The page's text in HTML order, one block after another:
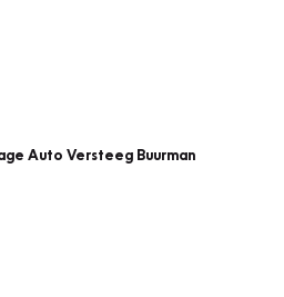
Auto Versteeg Buurman